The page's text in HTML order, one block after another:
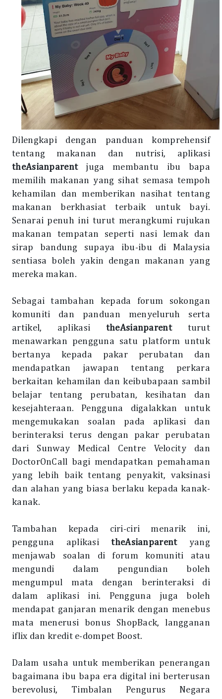
Dilengkapi dengan panduan komprehensif
tentang makanan dan nutrisi, aplikasi
theAsianparent juga membantu ibu bapa
memilih makanan yang sihat semasa tempoh
kehamilan dan memberikan nasihat tentang
makanan berkhasiat terbaik untuk bayi.
Senarai penuh ini turut merangkumi rujukan
makanan tempatan seperti nasi lemak dan
sirap bandung supaya ibu-ibu di Malaysia
sentiasa boleh yakin dengan makanan yang
mereka makan.
Sebagai tambahan kepada forum sokongan
komuniti dan panduan menyeluruh serta
artikel, aplikasi theAsianparent turut
menawarkan pengguna satu platform untuk
bertanya kepada pakar perubatan dan
mendapatkan jawapan tentang perkara
berkaitan kehamilan dan keibubapaan sambil
belajar tentang perubatan, kesihatan dan
kesejahteraan. Pengguna digalakkan untuk
mengemukakan soalan pada aplikasi dan
berinteraksi terus dengan pakar perubatan
dari Sunway Medical Centre Velocity dan
DoctorOnCall bagi mendapatkan pemahaman
yang lebih baik tentang penyakit, vaksinasi
dan alahan yang biasa berlaku kepada kanak-
kanak.
Tambahan kepada ciri-ciri menarik ini,
pengguna aplikasitheAsianparent yang
menjawab soalan di forum komuniti atau
mengundi dalam pengundian boleh
mengumpul mata dengan berinteraksi di
dalam aplikasi ini. Pengguna juga boleh
mendapat ganjaran menarik dengan menebus
mata menerusi bonus ShopBack, langganan
iflix dan kredit e-dompet Boost.
Dalam usaha untuk memberikan penerangan
bagaimana ibu bapa era digital ini berterusan
berevolusi, Timbalan Pengurus Negara